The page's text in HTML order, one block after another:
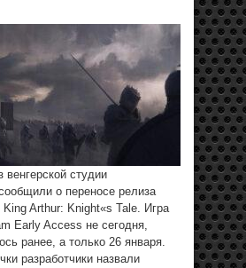
венгерской студии
о переносе релиза
King Arthur: Knight«s Tale. Игра
Early Access не сегодня,
ранее, а только 26 января.
разработчики назвали